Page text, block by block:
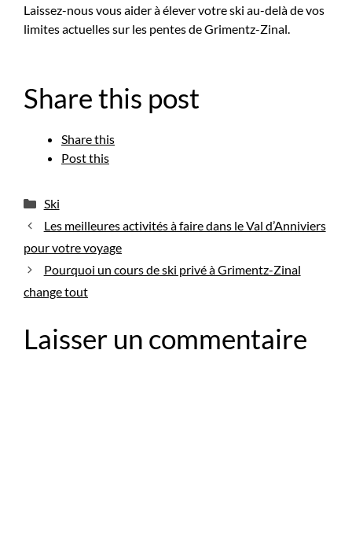
Laissez-nous vous aider à élever votre ski au-delà de vos
limites actuelles sur les pentes de Grimentz-Zinal.
Share this post
Share this
Post this
Catégories
Ski
Les meilleures activités à faire dans le Val d’Anniviers
pour votre voyage
Pourquoi un cours de ski privé à Grimentz-Zinal
change tout
Laisser un commentaire